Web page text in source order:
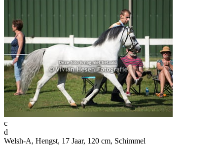
c
d
Welsh-A, Hengst, 17 Jaar, 120 cm, Schimmel